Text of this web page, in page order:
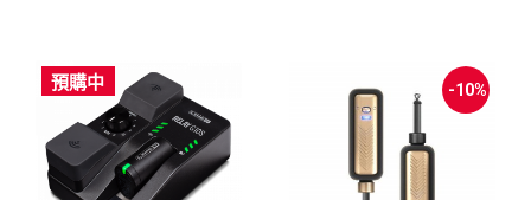
預購中 -10%